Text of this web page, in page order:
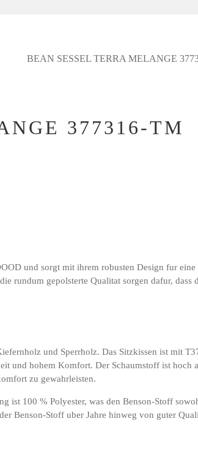
BEAN SESSEL TERRA MELANGE
377316-TM
und sorgt mit ihrem robusten Design fur
rundum gepolsterte Qualitat sorgen dafur,
und Sperrholz. Das Sitzkissen ist mit
und hohem Komfort. Der Schaumstoff ist
zu gewahrleisten.
ist 100 % Polyester, was den Benson-Stoff
Benson-Stoff uber Jahre hinweg von guter